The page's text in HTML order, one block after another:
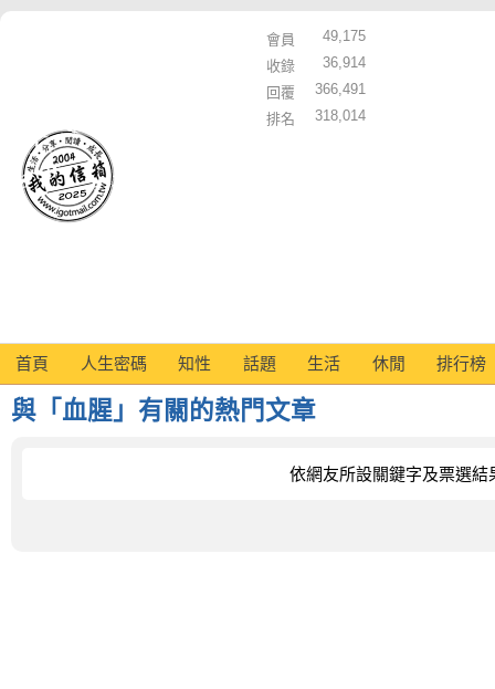
會員
49,175
收錄
36,914
回覆
366,491
排名
318,014
首頁 人生密碼 知性 話題 生活 休閒 排行榜
與「血腥」有關的熱門文章
依網友所設關鍵字及票選結